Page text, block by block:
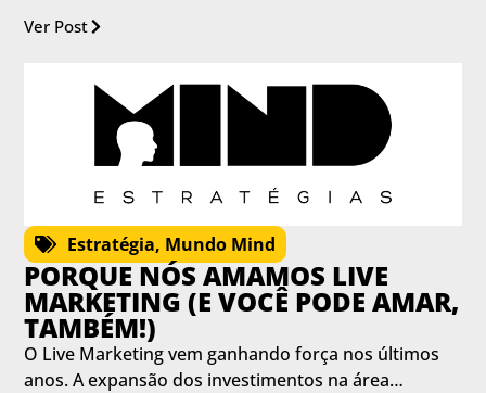
Ver Post
Estratégia, Mundo Mind
PORQUE NÓS AMAMOS LIVE
MARKETING (E VOCÊ PODE AMAR,
TAMBÉM!)
O Live Marketing vem ganhando força nos últimos
anos. A expansão dos investimentos na área…